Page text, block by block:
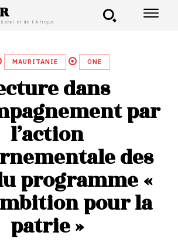
et de l'Afrique
MAURITANIE ONE
dans
par
l’action
des
programme «
pour la
patrie »